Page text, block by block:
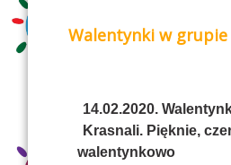
Walentynki w grupie
14.02.2020.
Krasnali. Pięknie,
walentynkowo